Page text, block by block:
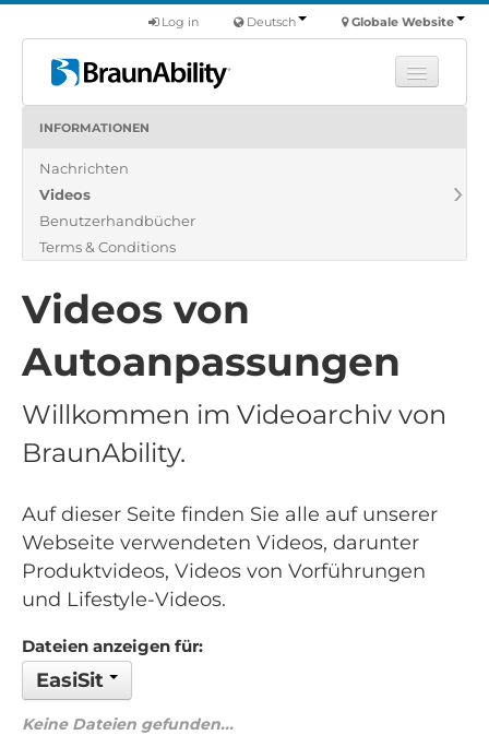
Globale Website
Deutsch
Log in
Produkte
Über uns
Finde einen Händler
INFORMATIONEN
Nachrichten
Videos
Benutzerhandbücher
Terms & Conditions
Videos von
Autoanpassungen
Willkommen im Videoarchiv von
BraunAbility.
Auf dieser Seite finden Sie alle auf unserer
Webseite verwendeten Videos, darunter
Produktvideos, Videos von Vorführungen
und Lifestyle-Videos.
Dateien anzeigen für:
EasiSit
Keine Dateien gefunden...